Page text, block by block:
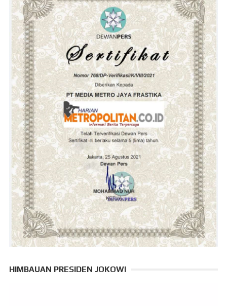
HIMBAUAN PRESIDEN JOKOWI